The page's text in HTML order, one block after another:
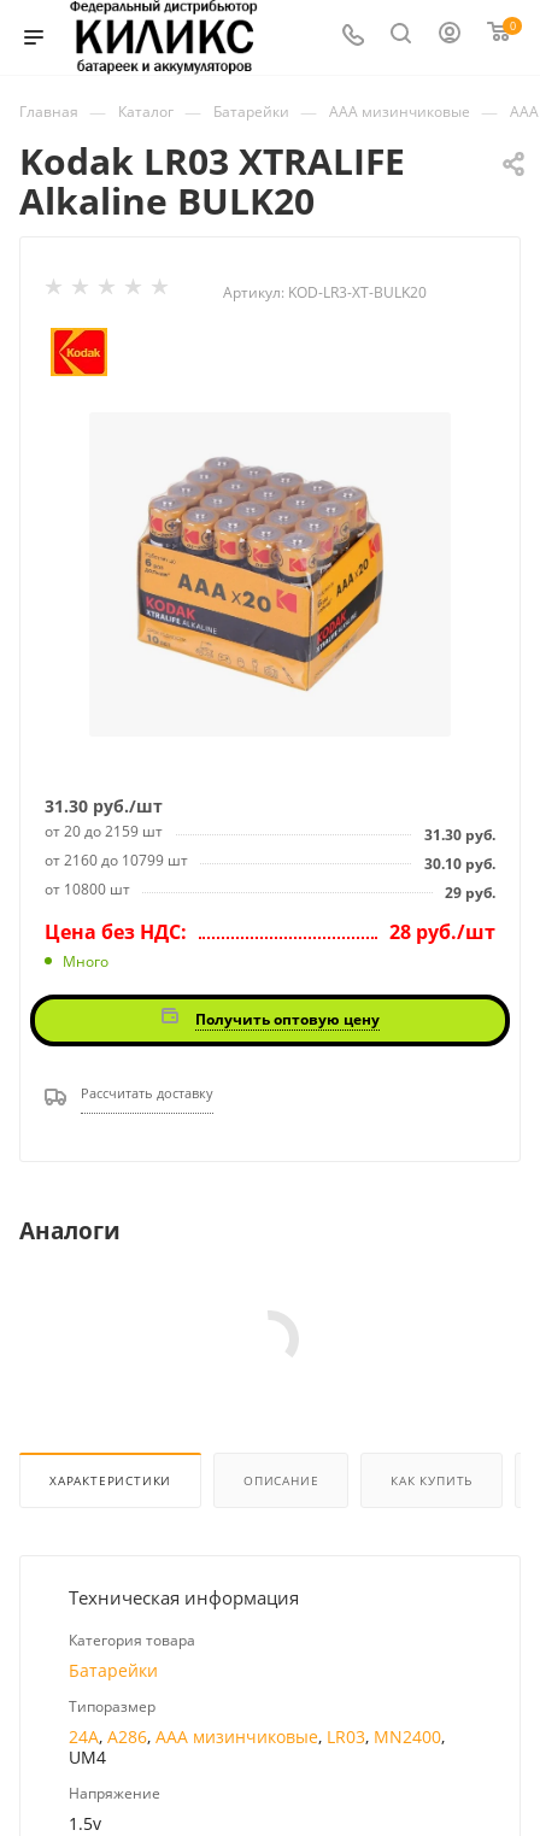
0
Главная — Каталог — Батарейки — ААА мизинчиковые —
Kodak LR03 XTRALIFE
Alkaline BULK20
Артикул: KOD-LR3-XT-BULK20
31.30 руб./шт
от 20 до 2159 шт 31.30 руб.
от 2160 до 10799 шт
30.10 руб.
от 10800 шт
29 руб.
Цена без НДС: 28 руб./шт
Много
Получить оптовую цену
Рассчитать доставку
Аналоги
ХАРАКТЕРИСТИКИ ОПИСАНИЕ КАК КУПИТЬ
Техническая информация
Категория товара
Батарейки
Типоразмер
24A, A286, AAA мизинчиковые, LR03, MN2400,
UM4
Напряжение
1.5v